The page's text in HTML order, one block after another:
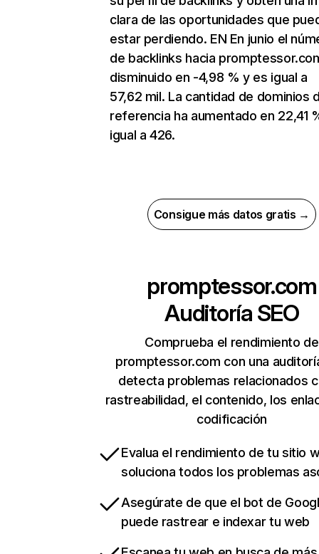
clara de las oportunidades que
estar perdiendo. EN En junio el
de backlinks hacia
disminuido en -4,98 % y es igual a
57,62 mil. La cantidad de dominios
referencia ha aumentado en 22,41
igual a 426.
Consigue más datos gratis →
promptessor.com
Auditoría SEO
Comprueba el rendimiento de
promptessor.com con una
detecta problemas relacionados
rastreabilidad, el contenido, los
codificación
Evalua el rendimiento de tu sitio
soluciona todos los problemas
Asegúrate de que el bot de
puede rastrear e indexar tu web